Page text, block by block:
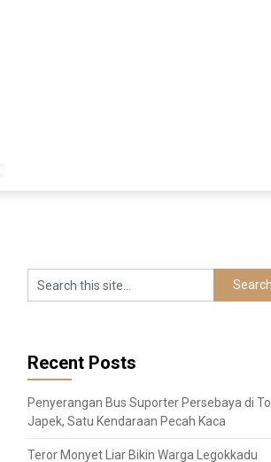
Recent Posts
Penyerangan Bus Suporter Persebaya di Tol
Japek, Satu Kendaraan Pecah Kaca
Teror Monyet Liar Bikin Warga Legokkadu